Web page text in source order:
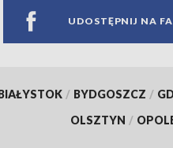
UDOSTĘPNIJ NA
/ BYDGOSZCZ /
OLSZTYN /